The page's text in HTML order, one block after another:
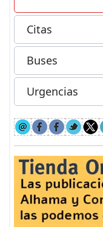
Citas
Buses
Urgencias